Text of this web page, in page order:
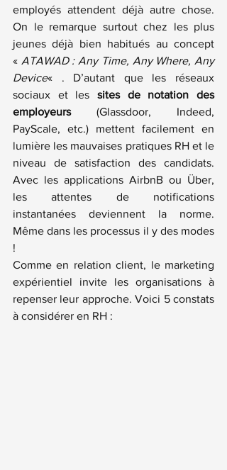
employés attendent déjà autre chose.
On le remarque surtout chez les plus
jeunes déjà bien habitués au concept
« ATAWAD : Any Time, Any Where, Any
Device« . D’autant que les réseaux
sociaux et les sites de notation des
employeurs (Glassdoor, Indeed,
PayScale, etc.) mettent facilement en
lumière les mauvaises pratiques RH et le
niveau de satisfaction des candidats.
Avec les applications AirbnB ou Über,
les attentes de notifications
instantanées deviennent la norme.
Même dans les processus il y des modes
!
Comme en relation client, le marketing
expérientiel invite les organisations à
repenser leur approche. Voici 5 constats
à considérer en RH :